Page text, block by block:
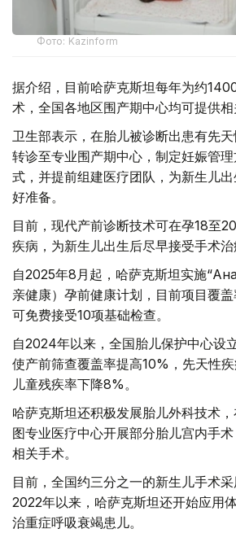
Фото: Kazinform
据介绍，目前哈萨克斯坦每年为约
术，全国各地区围产期中心均可提供相
卫生部表示，在胎儿被诊断出患有先
转诊至专业围产期中心，制定妊娠管
式，并提前组建医疗团队，为新生儿
好准备。
目前，现代产前诊断技术可在孕18至
疾病，为新生儿出生后尽早接受手术治
自2025年8月起，哈萨克斯坦实施
亲健康）孕前健康计划，目前项目覆
可免费接受10项基础检查。
自2024年以来，全国胎儿保护中心设
使产前筛查覆盖率提高10%，先天性疾
儿童残疾率下降8%。
哈萨克斯坦还积极发展胎儿外科技术
图专业医疗中心开展部分胎儿宫内手
相关手术。
目前，全国约三分之一的新生儿手术
2022年以来，哈萨克斯坦还开始应用
治重症呼吸衰竭患儿。